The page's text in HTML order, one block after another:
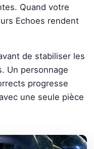
Quand votre
Echoes rendent
de stabiliser les
Un personnage
progresse
une seule pièce